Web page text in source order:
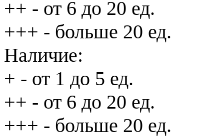
++ - от 6 до 20 ед.
+++ - больше 20 ед.
Наличие:
+ - от 1 до 5 ед.
++ - от 6 до 20 ед.
+++ - больше 20 ед.